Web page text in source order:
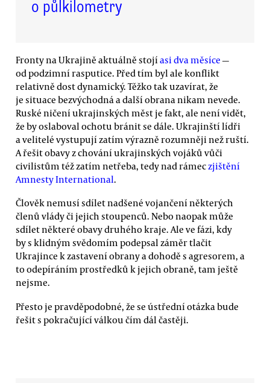
o půlkilometry
Fronty na Ukrajině aktuálně stojí asi dva měsíce —
od podzimní rasputice. Před tím byl ale konflikt
relativně dost dynamický. Těžko tak uzavírat, že
je situace bezvýchodná a další obrana nikam nevede.
Ruské ničení ukrajinských měst je fakt, ale není vidět,
že by oslaboval ochotu bránit se dále. Ukrajinští lídři
a velitelé vystupují zatím výrazně rozumněji než ruští.
A řešit obavy z chování ukrajinských vojáků vůči
civilistům též zatím netřeba, tedy nad rámec zjištění
Amnesty International.
Člověk nemusí sdílet nadšené vojančení některých
členů vlády či jejich stoupenců. Nebo naopak může
sdílet některé obavy druhého kraje. Ale ve fázi, kdy
by s klidným svědomím podepsal záměr tlačit
Ukrajince k zastavení obrany a dohodě s agresorem, a
to odepíráním prostředků k jejich obraně, tam ještě
nejsme.
Přesto je pravděpodobné, že se ústřední otázka bude
řešit s pokračující válkou čím dál častěji.